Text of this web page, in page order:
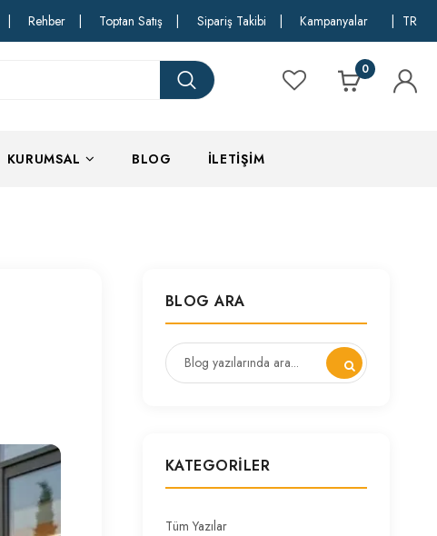
Rehber Toptan Satış Sipariş Takibi Kampanyalar TR
0
KURUMSAL BLOG İLETIŞIM
BLOG ARA
KATEGORILER
Tüm Yazılar